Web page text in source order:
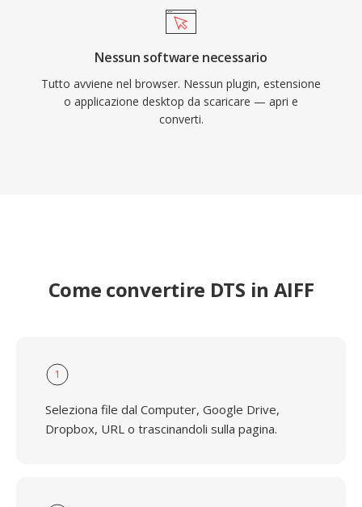
Nessun software necessario
Tutto avviene nel browser. Nessun plugin, estensione
o applicazione desktop da scaricare — apri e
converti.
Come convertire DTS in AIFF
1
Seleziona file dal Computer, Google Drive,
Dropbox, URL o trascinandoli sulla pagina.